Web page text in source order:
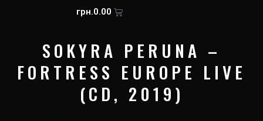
грн.0.00 Cart
SOKYRA PERUNA –
FORTRESS EUROPE LIVE
(CD, 2019)